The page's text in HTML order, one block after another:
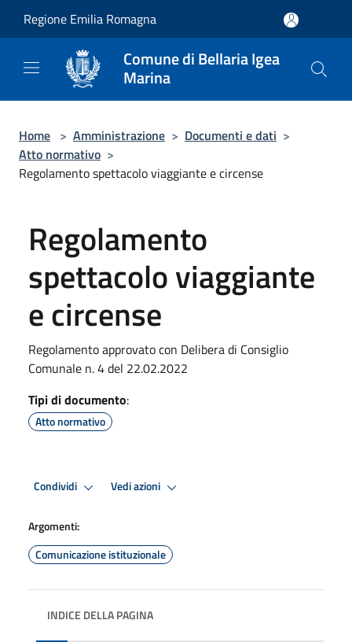
Regione Emilia Romagna
Comune di Bellaria Igea
Marina
Home > Amministrazione > Documenti e dati >
Atto normativo >
Regolamento spettacolo viaggiante e circense
Regolamento
spettacolo viaggiante
e circense
Regolamento approvato con Delibera di Consiglio
Comunale n. 4 del 22.02.2022
Tipi di documento:
Atto normativo
Condividi Vedi azioni
Argomenti:
Comunicazione istituzionale
INDICE DELLA PAGINA